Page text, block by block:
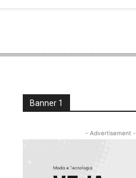
Banner 1
- Advertisement -